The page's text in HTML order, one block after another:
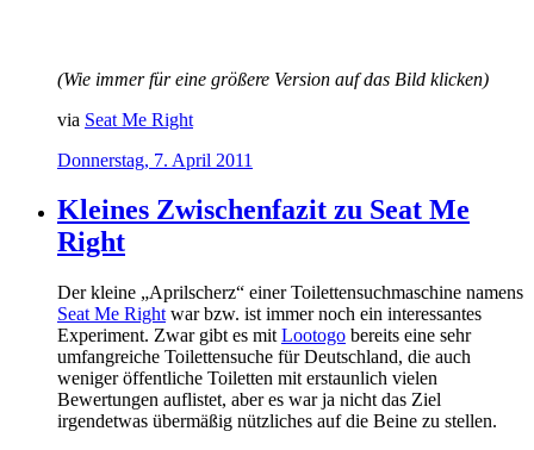
(Wie immer für eine größere Version auf das Bild klicken)
via Seat Me Right
Donnerstag, 7. April 2011
Kleines Zwischenfazit zu Seat Me
Right
Der kleine „Aprilscherz“ einer Toilettensuchmaschine namens
Seat Me Right war bzw. ist immer noch ein interessantes
Experiment. Zwar gibt es mit Lootogo bereits eine sehr
umfangreiche Toilettensuche für Deutschland, die auch
weniger öffentliche Toiletten mit erstaunlich vielen
Bewertungen auflistet, aber es war ja nicht das Ziel
irgendetwas übermäßig nützliches auf die Beine zu stellen.